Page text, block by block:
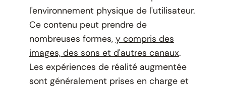
l'environnement physique de l'utilisateur.
Ce contenu peut prendre de
nombreuses formes, y compris des
images, des sons et d'autres canaux.
Les expériences de réalité augmentée
sont généralement prises en charge et